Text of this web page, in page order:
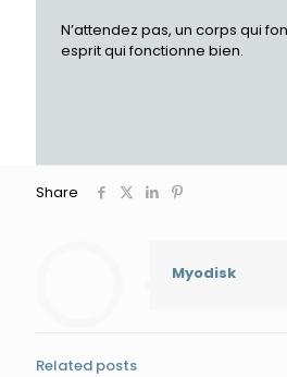
N’attendez pas, un corps qui
esprit qui fonctionne bien.
Share
Myodisk
Related posts